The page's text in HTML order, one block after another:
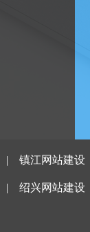
|镇江网站建设
|绍兴网站建设